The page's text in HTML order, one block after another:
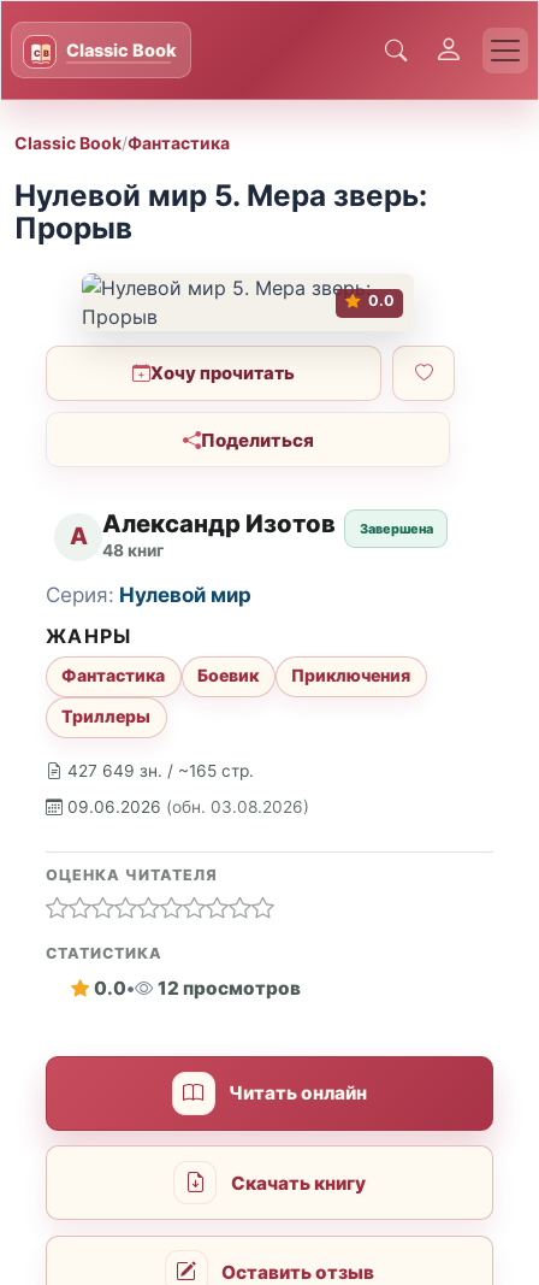
Classic Book/Фантастика
Нулевой мир 5. Мера зверь:
Прорыв
0.0
Хочу прочитать
Поделиться
А Александр Изотов
48 книг
Завершена
427 649 зн. / ~165 стр.
09.06.2026 (обн. 03.08.2026)
Серия: Нулевой мир
ЖАНРЫ
Фантастика Боевик
Приключения
Триллеры
ОЦЕНКА ЧИТАТЕЛЯ
СТАТИСТИКА
0.0• 12 просмотров
Читать онлайн
Скачать книгу
Оставить отзыв